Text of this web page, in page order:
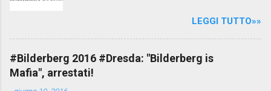
politica rispediti al mittente dai cittadini - perché
censurare avrebbe fatto perdere troppi
consensi ai vari governi - la CENSURA potrebbe
arrivare dall'Antitrust, ovvero l' Autorità garante
LEGGI TUTTO»»
#Bilderberg 2016 #Dresda: "Bilderberg is
Mafia", arrestati!